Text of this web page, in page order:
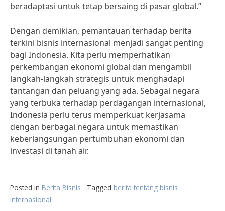
beradaptasi untuk tetap bersaing di pasar global.”
Dengan demikian, pemantauan terhadap berita
terkini bisnis internasional menjadi sangat penting
bagi Indonesia. Kita perlu memperhatikan
perkembangan ekonomi global dan mengambil
langkah-langkah strategis untuk menghadapi
tantangan dan peluang yang ada. Sebagai negara
yang terbuka terhadap perdagangan internasional,
Indonesia perlu terus memperkuat kerjasama
dengan berbagai negara untuk memastikan
keberlangsungan pertumbuhan ekonomi dan
investasi di tanah air.
Posted in Berita Bisnis Tagged berita tentang bisnis
internasional